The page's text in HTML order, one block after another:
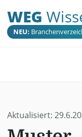
WEG
NEU:
Aktualisiert: